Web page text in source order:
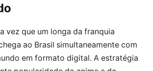
vez que um longa da franquia
ao Brasil simultaneamente com
em formato digital. A estratégia